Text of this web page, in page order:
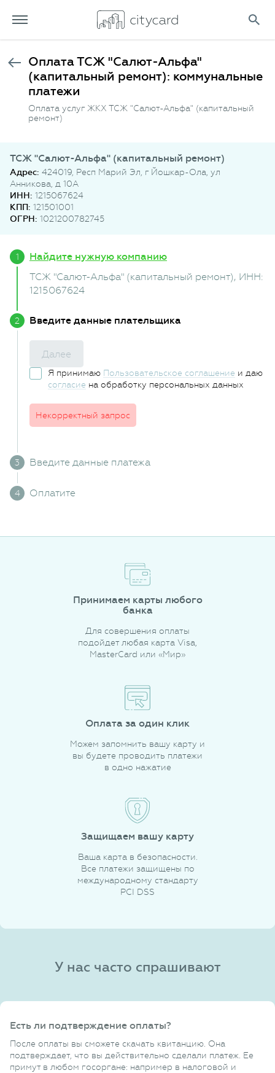
Оплата ТСЖ "Салют-Альфа"
(капитальный ремонт): коммунальные
платежи
Оплата услуг ЖКХ ТСЖ "Салют-Альфа" (капитальный
ремонт)
ТСЖ "Салют-Альфа" (капитальный ремонт)
Адрес: 424019, Респ Марий Эл, г Йошкар-Ола, ул
Анникова, д 10А
ИНН: 1215067624
КПП: 121501001
ОГРН: 1021200782745
Найдите нужную компанию
ТСЖ "Салют-Альфа" (капитальный ремонт), ИНН:
1215067624
Введите данные плательщика
Далее
Я принимаю Пользовательское соглашение и даю
согласие на обработку персональных данных
Некорректный запрос
Введите данные платежа
Оплатите
Принимаем карты любого
банка
Для совершения оплаты
подойдет любая карта Visa,
MasterCard или «Мир»
Оплата за один клик
Можем запомнить вашу карту и
вы будете проводить платежи
в одно нажатие
Защищаем вашу карту
Ваша карта в безопасности.
Все платежи защищены по
международному стандарту
PCI DSS
У нас часто спрашивают
Есть ли подтверждение оплаты?
После оплаты вы сможете скачать квитанцию. Она
подтверждает, что вы действительно сделали платеж. Ее
примут в любом госоргане: например в налоговой и